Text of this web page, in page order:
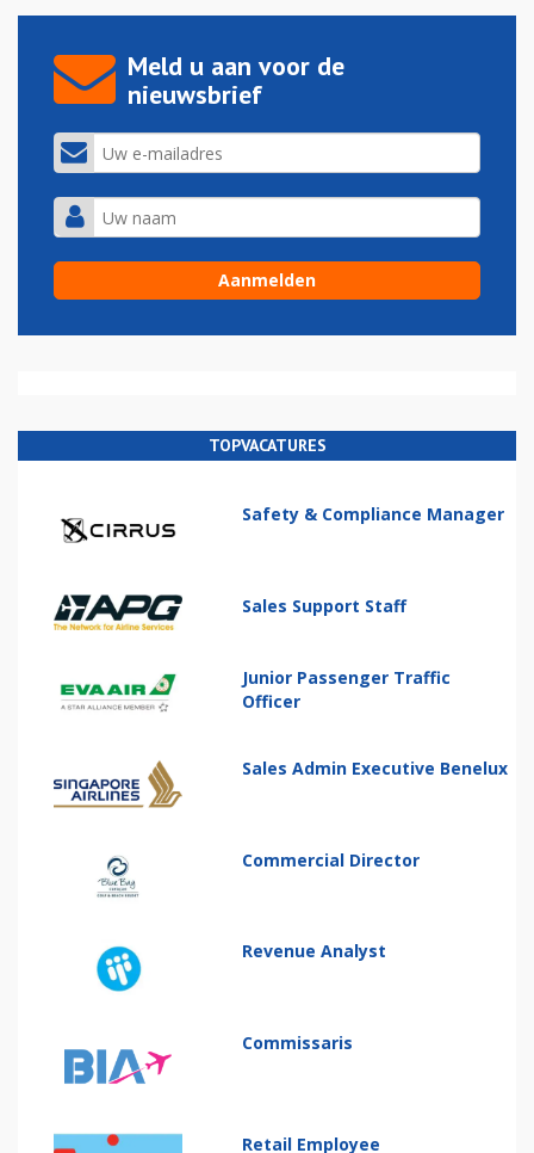
Meld u aan voor de
nieuwsbrief
TOPVACATURES
Safety & Compliance Manager
Sales Support Staff
Junior Passenger Traffic
Officer
Sales Admin Executive Benelux
Commercial Director
Revenue Analyst
Commissaris
Retail Employee